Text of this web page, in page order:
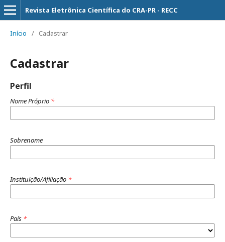
Revista Eletrônica Científica do CRA-PR - RECC
Início / Cadastrar
Cadastrar
Perfil
Nome Próprio *
Sobrenome
Instituição/Afiliação *
País *